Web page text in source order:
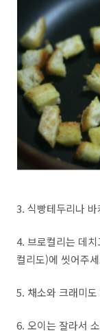
3. 식빵테두리나
4. 브로컬리는 데
컬리도)에 씻어주
5. 채소와 크래미
6. 오이는 잘라서